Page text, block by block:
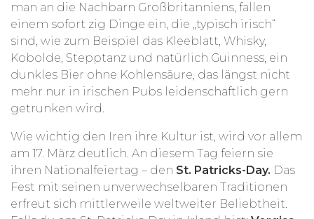
man an die Nachbarn Großbritanniens, fallen
einem sofort zig Dinge ein, die „typisch irisch“
sind, wie zum Beispiel das Kleeblatt, Whisky,
Kobolde, Stepptanz und natürlich Guinness, ein
dunkles Bier ohne Kohlensäure, das längst nicht
mehr nur in irischen Pubs leidenschaftlich gern
getrunken wird.
Wie wichtig den Iren ihre Kultur ist, wird vor allem
am 17. März deutlich. An diesem Tag feiern sie
ihren Nationalfeiertag – den St. Patricks-Day. Das
Fest mit seinen unverwechselbaren Traditionen
erfreut sich mittlerweile weltweiter Beliebtheit.